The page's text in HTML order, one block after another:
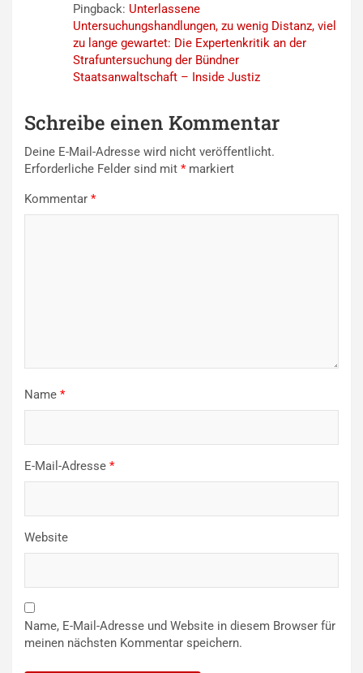
Pingback: Unterlassene
Untersuchungshandlungen, zu wenig Distanz, viel
zu lange gewartet: Die Expertenkritik an der
Strafuntersuchung der Bündner
Staatsanwaltschaft – Inside Justiz
Schreibe einen Kommentar
Deine E-Mail-Adresse wird nicht veröffentlicht.
Erforderliche Felder sind mit *markiert
Kommentar *
Name *
E-Mail-Adresse *
Website
Name, E-Mail-Adresse und Website in diesem Browser für
meinen nächsten Kommentar speichern.